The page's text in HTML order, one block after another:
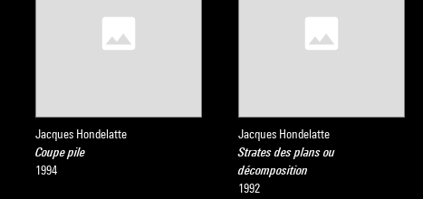
Jacques Hondelatte
Coupe pile
1994
Jacques Hondelatte
Strates des plans ou
décomposition
1992